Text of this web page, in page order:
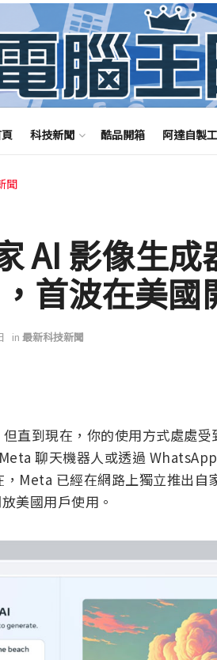
科技新聞 酷品開箱 阿達自製
聞
AI 影像生成
首波在美國
in 最新科技新聞
直到現在，你的使用方式處處
聊天機器人或透過
Meta 已經在網路上獨立推出自
美國用戶使用。